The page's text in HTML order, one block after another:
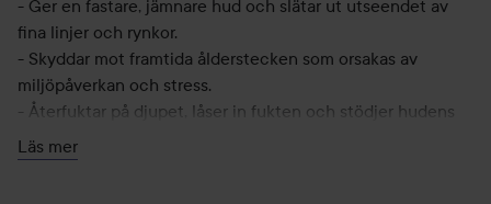
- Ger en fastare, jämnare hud och slätar ut utseendet av
fina linjer och rynkor.
- Skyddar mot framtida ålderstecken som orsakas av
miljöpåverkan och stress.
- Återfuktar på djupet, låser in fukten och stödjer hudens
naturliga barriär.
- Ger naturlig näring, mjukgör och ger huden en plumping
Läs mer